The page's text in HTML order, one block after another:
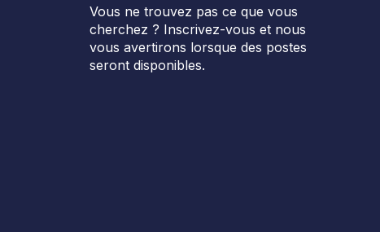
Vous ne trouvez pas ce que vous
cherchez ? Inscrivez-vous et nous
vous avertirons lorsque des postes
seront disponibles.